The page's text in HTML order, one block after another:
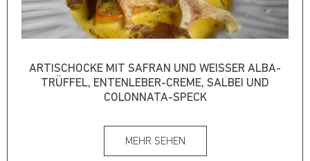
ARTISCHOCKE MIT SAFRAN UND WEISSER ALBA-T
RÜFFEL, ENTENLEBER-CREME, SALBEI UND C
OLONNATA-SPECK
MEHR SEHEN